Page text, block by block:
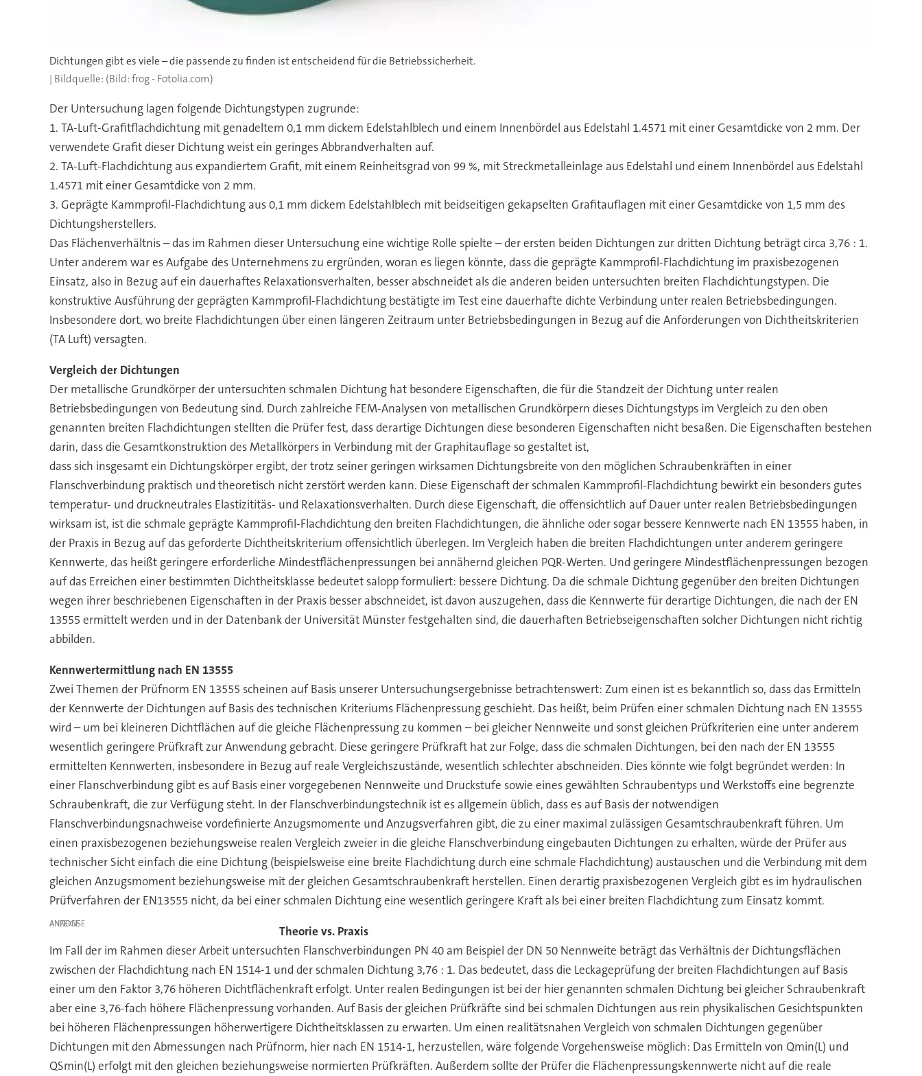
Dichtungen gibt es viele – die passende zu finden ist entscheidend für die Betriebssicherheit.
(Bild: frog - Fotolia.com)
Der Untersuchung lagen folgende Dichtungstypen zugrunde:
1. TA-Luft-Grafitflachdichtung mit genadeltem 0,1 mm dickem Edelstahlblech und einem Innenbördel aus Edelstahl 1.4571 mit einer Gesamtdicke von 2 mm. Der
verwendete Grafit dieser Dichtung weist ein geringes Abbrandverhalten auf.
2. TA-Luft-Flachdichtung aus expandiertem Grafit, mit einem Reinheitsgrad von 99 %, mit Streckmetalleinlage aus Edelstahl und einem Innenbördel aus Edelstahl
1.4571 mit einer Gesamtdicke von 2 mm.
3. Geprägte Kammprofil-Flachdichtung aus 0,1 mm dickem Edelstahlblech mit beidseitigen gekapselten Grafitauflagen mit einer Gesamtdicke von 1,5 mm des
Dichtungsherstellers.
Das Flächenverhältnis – das im Rahmen dieser Untersuchung eine wichtige Rolle spielte – der ersten beiden Dichtungen zur dritten Dichtung beträgt circa 3,76 : 1.
Unter anderem war es Aufgabe des Unternehmens zu ergründen, woran es liegen könnte, dass die geprägte Kammprofil-Flachdichtung im praxisbezogenen
Einsatz, also in Bezug auf ein dauerhaftes Relaxationsverhalten, besser abschneidet als die anderen beiden untersuchten breiten Flachdichtungstypen. Die
konstruktive Ausführung der geprägten Kammprofil-Flachdichtung bestätigte im Test eine dauerhafte dichte Verbindung unter realen Betriebsbedingungen.
Insbesondere dort, wo breite Flachdichtungen über einen längeren Zeitraum unter Betriebsbedingungen in Bezug auf die Anforderungen von Dichtheitskriterien
(TA Luft) versagten.
Vergleich der Dichtungen
Der metallische Grundkörper der untersuchten schmalen Dichtung hat besondere Eigenschaften, die für die Standzeit der Dichtung unter realen
Betriebsbedingungen von Bedeutung sind. Durch zahlreiche FEM-Analysen von metallischen Grundkörpern dieses Dichtungstyps im Vergleich zu den oben
genannten breiten Flachdichtungen stellten die Prüfer fest, dass derartige Dichtungen diese besonderen Eigenschaften nicht besaßen. Die Eigenschaften bestehen
darin, dass die Gesamtkonstruktion des Metallkörpers in Verbindung mit der Graphitauflage so gestaltet ist,
dass sich insgesamt ein Dichtungskörper ergibt, der trotz seiner geringen wirksamen Dichtungsbreite von den möglichen Schraubenkräften in einer
Flanschverbindung praktisch und theoretisch nicht zerstört werden kann. Diese Eigenschaft der schmalen Kammprofil-Flachdichtung bewirkt ein besonders gutes
temperatur- und druckneutrales Elastizititäs- und Relaxationsverhalten. Durch diese Eigenschaft, die offensichtlich auf Dauer unter realen Betriebsbedingungen
wirksam ist, ist die schmale geprägte Kammprofil-Flachdichtung den breiten Flachdichtungen, die ähnliche oder sogar bessere Kennwerte nach EN 13555 haben, in
der Praxis in Bezug auf das geforderte Dichtheitskriterium offensichtlich überlegen. Im Vergleich haben die breiten Flachdichtungen unter anderem geringere
Kennwerte, das heißt geringere erforderliche Mindestflächenpressungen bei annähernd gleichen PQR-Werten. Und geringere Mindestflächenpressungen bezogen
auf das Erreichen einer bestimmten Dichtheitsklasse bedeutet salopp formuliert: bessere Dichtung. Da die schmale Dichtung gegenüber den breiten Dichtungen
wegen ihrer beschriebenen Eigenschaften in der Praxis besser abschneidet, ist davon auszugehen, dass die Kennwerte für derartige Dichtungen, die nach der EN
13555 ermittelt werden und in der Datenbank der Universität Münster festgehalten sind, die dauerhaften Betriebseigenschaften solcher Dichtungen nicht richtig
abbilden.
Kennwertermittlung nach EN 13555
Zwei Themen der Prüfnorm EN 13555 scheinen auf Basis unserer Untersuchungsergebnisse betrachtenswert: Zum einen ist es bekanntlich so, dass das Ermitteln
der Kennwerte der Dichtungen auf Basis des technischen Kriteriums Flächenpressung geschieht. Das heißt, beim Prüfen einer schmalen Dichtung nach EN 13555
wird – um bei kleineren Dichtflächen auf die gleiche Flächenpressung zu kommen – bei gleicher Nennweite und sonst gleichen Prüfkriterien eine unter anderem
wesentlich geringere Prüfkraft zur Anwendung gebracht. Diese geringere Prüfkraft hat zur Folge, dass die schmalen Dichtungen, bei den nach der EN 13555
ermittelten Kennwerten, insbesondere in Bezug auf reale Vergleichszustände, wesentlich schlechter abschneiden. Dies könnte wie folgt begründet werden: In
einer Flanschverbindung gibt es auf Basis einer vorgegebenen Nennweite und Druckstufe sowie eines gewählten Schraubentyps und Werkstoffs eine begrenzte
Schraubenkraft, die zur Verfügung steht. In der Flanschverbindungstechnik ist es allgemein üblich, dass es auf Basis der notwendigen
Flanschverbindungsnachweise vordefinierte Anzugsmomente und Anzugsverfahren gibt, die zu einer maximal zulässigen Gesamtschraubenkraft führen. Um
einen praxisbezogenen beziehungsweise realen Vergleich zweier in die gleiche Flanschverbindung eingebauten Dichtungen zu erhalten, würde der Prüfer aus
technischer Sicht einfach die eine Dichtung (beispielsweise eine breite Flachdichtung durch eine schmale Flachdichtung) austauschen und die Verbindung mit dem
gleichen Anzugsmoment beziehungsweise mit der gleichen Gesamtschraubenkraft herstellen. Einen derartig praxisbezogenen Vergleich gibt es im hydraulischen
Prüfverfahren der EN13555 nicht, da bei einer schmalen Dichtung eine wesentlich geringere Kraft als bei einer breiten Flachdichtung zum Einsatz kommt.
ANZEIGE
Theorie vs. Praxis
Im Fall der im Rahmen dieser Arbeit untersuchten Flanschverbindungen PN 40 am Beispiel der DN 50 Nennweite beträgt das Verhältnis der Dichtungsflächen
zwischen der Flachdichtung nach EN 1514-1 und der schmalen Dichtung 3,76 : 1. Das bedeutet, dass die Leckageprüfung der breiten Flachdichtungen auf Basis
einer um den Faktor 3,76 höheren Dichtflächenkraft erfolgt. Unter realen Bedingungen ist bei der hier genannten schmalen Dichtung bei gleicher Schraubenkraft
aber eine 3,76-fach höhere Flächenpressung vorhanden. Auf Basis der gleichen Prüfkräfte sind bei schmalen Dichtungen aus rein physikalischen Gesichtspunkten
bei höheren Flächenpressungen höherwertigere Dichtheitsklassen zu erwarten. Um einen realitätsnahen Vergleich von schmalen Dichtungen gegenüber
Dichtungen mit den Abmessungen nach Prüfnorm, hier nach EN 1514-1, herzustellen, wäre folgende Vorgehensweise möglich: Das Ermitteln von Qmin(L) und
QSmin(L) erfolgt mit den gleichen beziehungsweise normierten Prüfkräften. Außerdem sollte der Prüfer die Flächenpressungskennwerte nicht auf die reale